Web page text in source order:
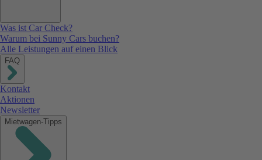
Was ist Car Check?
Warum bei Sunny Cars buchen?
Alle Leistungen auf einen Blick
FAQ
Kontakt
Aktionen
Newsletter
Mietwagen-Tipps